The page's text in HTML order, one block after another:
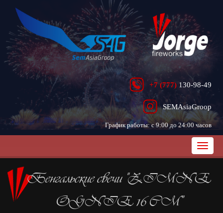
+7 (777)130-98-49
SEMAsiaGroop
График работы: с 9:00 до 24:00 часов
Бенгальские свечи "ZIMNE
OGNIE 16 CM"